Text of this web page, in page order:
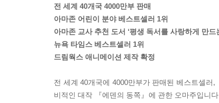
전 세계 40개국 4000만부 판매
아마존 어린이 분야 베스트셀러 1위
아마존 교사 추천 도서 ‘평생 독서를 사랑하게 만드
뉴욕 타임스 베스트셀러 1위
드림웍스 애니메이션 제작 확정
전 세계 40개국에 4000만부가 판매된 베스트셀
비적인 대작 『에덴의 동쪽』에 관한 오마주입니